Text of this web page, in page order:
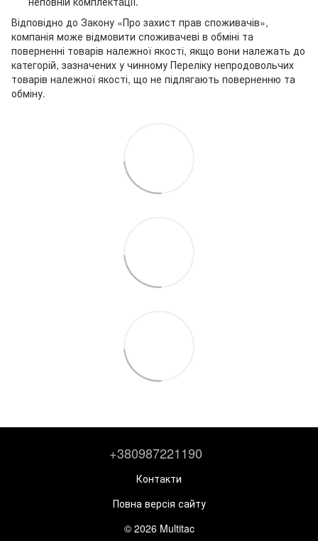
Відповідно до Закону «Про захист прав споживачів»,
компанія може відмовити споживачеві в обміні та
поверненні товарів належної якості, якщо вони належать до
категорій, зазначених у чинному Переліку непродовольчих
товарів належної якості, що не підлягають поверненню та
обміну.
+380987221190
Контакти
Повна версія сайту
© 2026 Multitac